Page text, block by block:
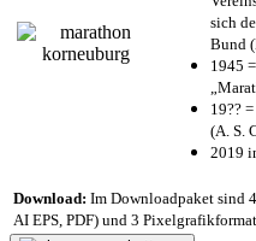
sich
Bund
1945
19??
(A. S.
2019
Download: Im Downloadpaket sind
AI EPS, PDF) und 3